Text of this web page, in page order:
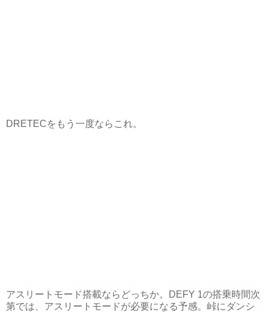
DRETECをもう一度ならこれ。
アスリートモード搭載ならどっちか。DEFY 1の搭乗時間次
第では、アスリートモードが必要になる予感。峠にダンシ